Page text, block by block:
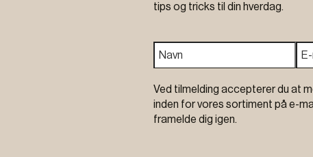
tips og tricks til din hverdag.
Ved tilmelding accepterer du at
inden for vores sortiment på e-
framelde dig igen.